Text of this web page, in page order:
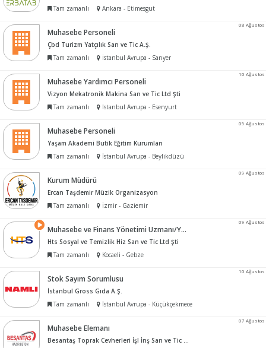
Tam zamanlı
Ankara - Etimesgut
08 Ağustos
Muhasebe Personeli
Çbd Turizm Yatçılık San ve Tic A.Ş.
Tam zamanlı
İstanbul Avrupa - Sarıyer
10 Ağustos
Muhasebe Yardımcı Personeli
Vizyon Mekatronik Makina San ve Tic Ltd Şti
Tam zamanlı
İstanbul Avrupa - Esenyurt
09 Ağustos
Muhasebe Personeli
Yaşam Akademi Butik Eğitim Kurumları
Tam zamanlı
İstanbul Avrupa - Beylikdüzü
09 Ağustos
Kurum Müdürü
Ercan Taşdemir Müzik Organizasyon
Tam zamanlı
İzmir - Gaziemir
09 Ağustos
Muhasebe ve Finans Yönetimi Uzmanı/Yöneticisi
Hts Sosyal ve Temizlik Hiz San ve Tic Ltd Şti
Tam zamanlı
Kocaeli - Gebze
10 Ağustos
Stok Sayım Sorumlusu
İstanbul Gross Gıda A.Ş.
Tam zamanlı
İstanbul Avrupa - Küçükçekmece
07 Ağustos
Muhasebe Elemanı
Besantaş Toprak Cevherleri İşl İnş San ve Tic A.Ş.